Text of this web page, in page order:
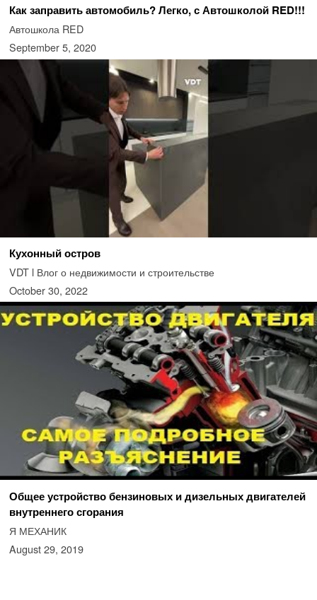
Как заправить автомобиль? Легко, с Автошколой RED!!!
Автошкола RED
September 5, 2020
Кухонный остров
VDT l Влог о недвижимости и строительстве
October 30, 2022
Общее устройство бензиновых и дизельных двигателей
внутреннего сгорания
Я МЕХАНИК
August 29, 2019